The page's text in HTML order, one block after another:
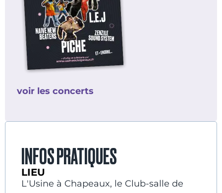
voir les concerts
INFOS PRATIQUES
LIEU
L'Usine à Chapeaux, le Club-salle de